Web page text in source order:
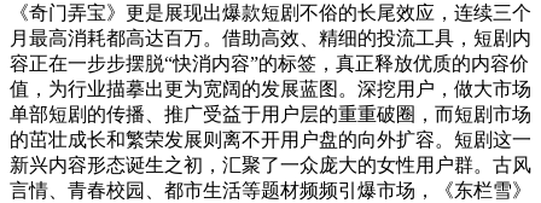
《奇门弄宝》更是展现出爆款短剧不俗的长尾效应，连续三个
月最高消耗都高达百万。借助高效、精细的投流工具，短剧内
容正在一步步摆脱“快消内容”的标签，真正释放优质的内容价
值，为行业描摹出更为宽阔的发展蓝图。深挖用户，做大市场
单部短剧的传播、推广受益于用户层的重重破圈，而短剧市场
的茁壮成长和繁荣发展则离不开用户盘的向外扩容。短剧这一
新兴内容形态诞生之初，汇聚了一众庞大的女性用户群。古风
言情、青春校园、都市生活等题材频频引爆市场，《东栏雪》